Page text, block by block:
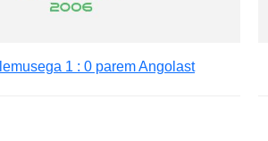
1 : 0 parem Angolast